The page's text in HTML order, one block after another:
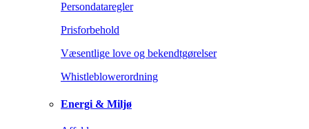
Persondataregler
Prisforbehold
Væsentlige love og bekendtgørelser
Whistleblowerordning
Energi & Miljø